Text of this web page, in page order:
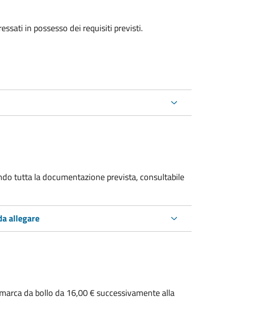
in possesso dei requisiti previsti.
tutta la documentazione prevista, consultabile
allegare
da bollo da 16,00 € successivamente alla